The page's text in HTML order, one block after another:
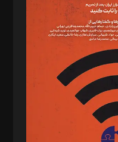
امان‌پور، سروش کرمیان،
فائزه فتحی